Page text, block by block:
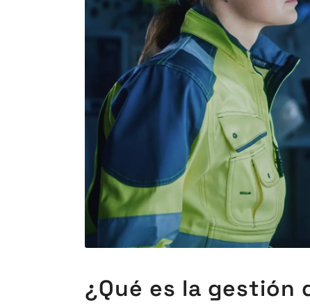
¿Qué es la gestión